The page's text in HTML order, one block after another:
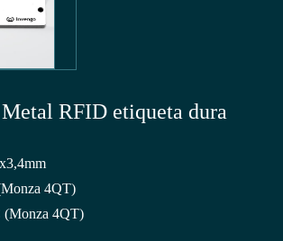
RFID etiqueta dura
4QT)
4QT)